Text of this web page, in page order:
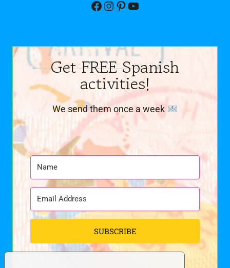
Facebook
Instagram
Pinterest
YouTube
Get FREE Spanish
activities!
We send them once a week
SUBSCRIBE